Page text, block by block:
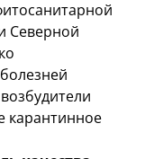
Северной
карантинное